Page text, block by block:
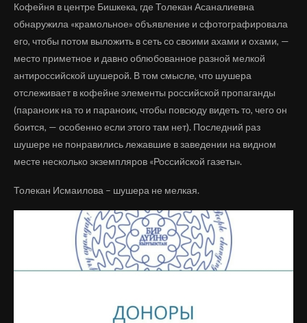
Кофейня в центре Бишкека, где Толекан Асаналиевна
обнаружила «крамольное» объявление и сфотографировала
его, чтобы потом выложить в сеть со своими ахами и охами, —
место приметное и давно облюбованное разной мелкой
антироссийской шушерой. В том смысле, что шушера
отслеживает в кофейне элементы российской пропаганды
(параноик на то и параноик, чтобы повсюду видеть то, чего он
боится, — особенно если этого там нет). Последний раз
шушере не понравились лежавшие в заведении на видном
месте несколько экземпляров «Российской газеты».
Толекан Исмаилова – шушера не мелкая.